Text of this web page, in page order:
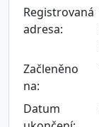
Registrovaná
adresa:
Začleněno
na:
Datum